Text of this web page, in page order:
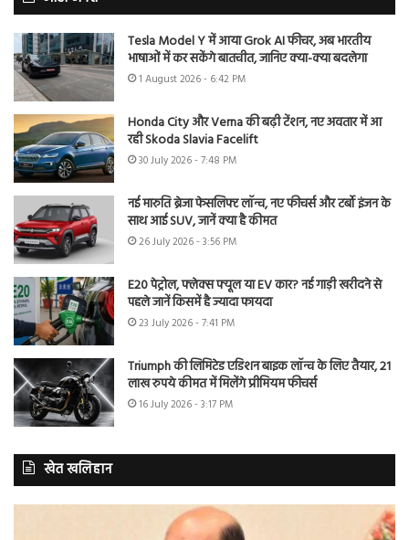
Tesla Model Y में आया Grok AI फीचर, अब भारतीय
भाषाओं में कर सकेंगे बातचीत, जानिए क्या-क्या बदलेगा
1 August 2026 - 6:42 PM
Honda City और Verna की बढ़ी टेंशन, नए अवतार में आ
रही Skoda Slavia Facelift
30 July 2026 - 7:48 PM
नई मारुति ब्रेजा फेसलिफ्ट लॉन्च, नए फीचर्स और टर्बो इंजन के
साथ आई SUV, जानें क्या है कीमत
26 July 2026 - 3:56 PM
E20 पेट्रोल, फ्लेक्स फ्यूल या EV कार? नई गाड़ी खरीदने से
पहले जानें किसमें है ज्यादा फायदा
23 July 2026 - 7:41 PM
Triumph की लिमिटेड एडिशन बाइक लॉन्च के लिए तैयार, 21
लाख रुपये कीमत में मिलेंगे प्रीमियम फीचर्स
16 July 2026 - 3:17 PM
खेत खलिहान